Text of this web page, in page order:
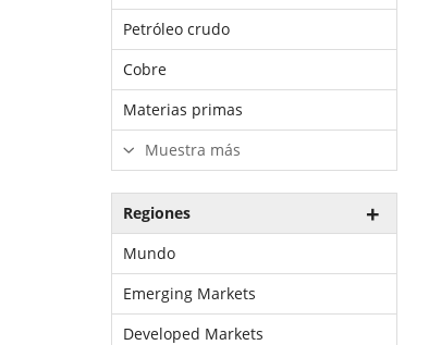
Petróleo crudo
Cobre
Materias primas
Muestra más
Regiones
Mundo
Emerging Markets
Developed Markets